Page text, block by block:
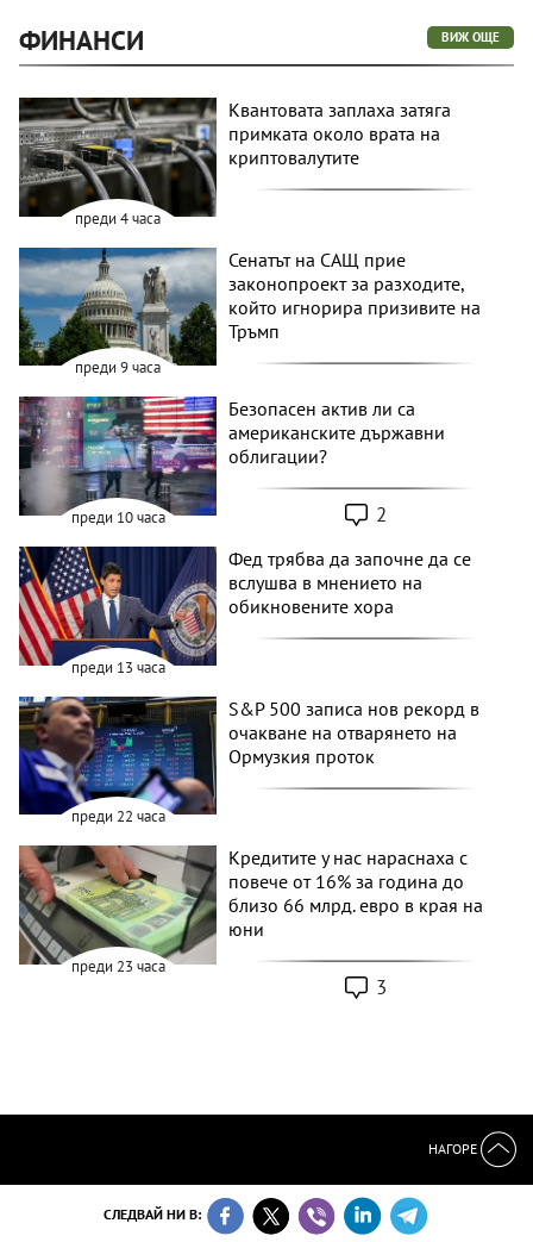
ФИНАНСИ ВИЖ ОЩЕ
преди 4 часа
Квантовата заплаха затяга
примката около врата на
криптовалутите
преди 9 часа
Сенатът на САЩ прие
законопроект за разходите,
който игнорира призивите на
Тръмп
преди 10 часа
Безопасен актив ли са
американските държавни
облигации?
2
преди 13 часа
Фед трябва да започне да се
вслушва в мнението на
обикновените хора
преди 22 часа
S&P 500 записа нов рекорд в
очакване на отварянето на
Ормузкия проток
преди 23 часа
Кредитите у нас нараснаха с
повече от 16% за година до
близо 66 млрд. евро в края на
юни
3
НАГОРЕ
СЛЕДВАЙ НИ В: